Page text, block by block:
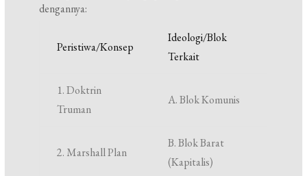
dengannya:
Peristiwa/Konsep
Ideologi/Blok
Terkait
1. Doktrin
Truman
A. Blok Komunis
2. Marshall Plan
B. Blok Barat
(Kapitalis)